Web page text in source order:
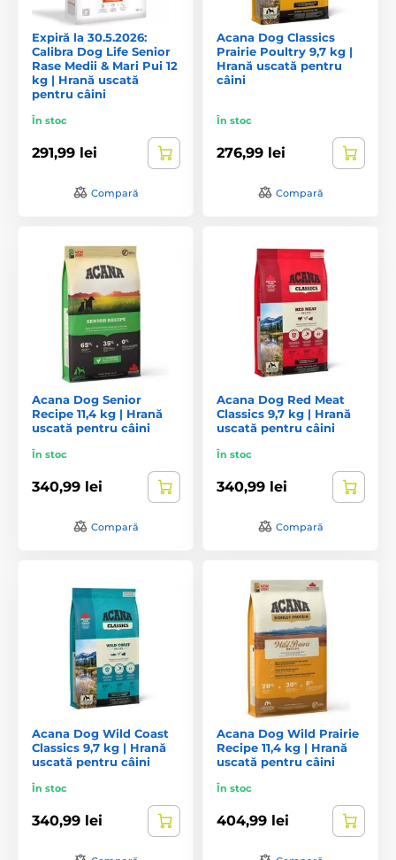
Expiră la 30.5.2026:
Calibra Dog Life Senior
Rase Medii & Mari Pui 12
kg | Hrană uscată
pentru câini
În stoc
291,99 lei
Compară
Acana Dog Classics
Prairie Poultry 9,7 kg |
Hrană uscată pentru
câini
În stoc
276,99 lei
Compară
Acana Dog Senior
Recipe 11,4 kg | Hrană
uscată pentru câini
În stoc
340,99 lei
Compară
Acana Dog Red Meat
Classics 9,7 kg | Hrană
uscată pentru câini
În stoc
340,99 lei
Compară
Acana Dog Wild Coast
Classics 9,7 kg | Hrană
uscată pentru câini
În stoc
340,99 lei
Acana Dog Wild Prairie
Recipe 11,4 kg | Hrană
uscată pentru câini
În stoc
404,99 lei